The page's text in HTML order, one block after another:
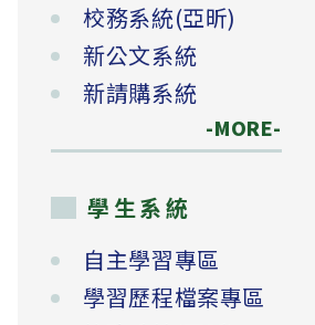
校務系統(亞昕)
新公文系統
新請購系統
-MORE-
學生系統
自主學習專區
學習歷程檔案專區